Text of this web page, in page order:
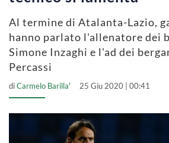
Al termine di Atalanta-Lazio,
hanno parlato l'allenatore dei
Simone Inzaghi e l'ad dei
Percassi
diCarmelo Barilla' 25 Giu 2020 | 00:41